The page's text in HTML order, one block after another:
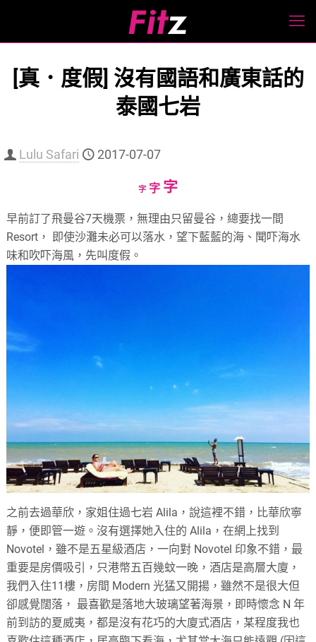
[真．度假] 沒有國語和廣東話的
泰國七岩
Lulu Safari 2017-07-07
字Decrease
size.
字Reset
size.
字Increase
size.
早前訂了飛曼谷7天機票，無理由只留曼谷，總要找一間
Resort， 即使沙灘未必可以落水，望下藍藍的海、聞吓海水
味和吹吓海風，先叫度假。
之前去過華欣，家姐住過七岩 Alila，說這裡不錯，比華欣寧
靜，便即管一遊。沒有選擇她入住的 Alila，在網上找到
Novotel，雖不是五星級酒店，一向對 Novotel 印象不錯，最
重要是房價吸引，只港幣五百幾蚊一晚，酒店是高層大廈，
我們入住11樓，房間 Modern 光猛又開揚，雖然不是很大但
卻感覺闊落， 最喜歡是落地大玻璃望著海景，即時懷念 N 年
前到訪的夏威夷，都是沒有花巧的大廈式酒店，某程度我也